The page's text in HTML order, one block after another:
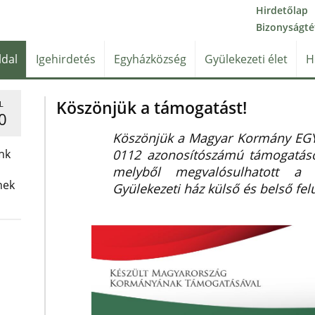
Hirdetőlap
Igehirdetés Egyházközség Gyülekezeti élet
Köszönjük a támogatást!
Köszönjük a Magyar Kormány
0112 azonosítószámú
melyből megvalósulhatott a
Gyülekezeti ház külső és belső